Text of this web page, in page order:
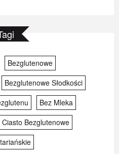
Bezglutenowe
Bezglutenowe Słodkości
Bez Mleka
Ciasto Bezglutenowe